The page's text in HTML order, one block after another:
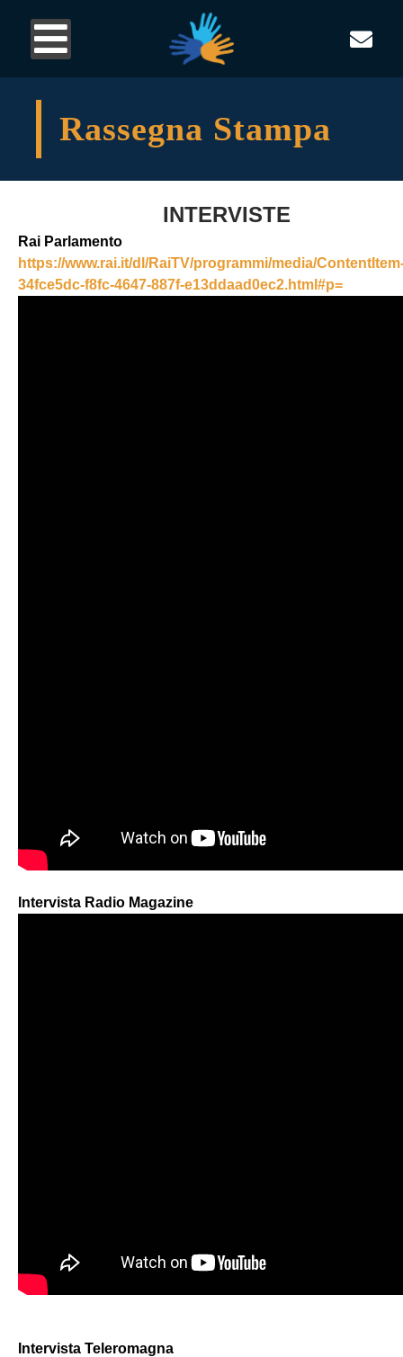
Rassegna Stampa
INTERVISTE
Rai Parlamento
https://www.rai.it/dl/RaiTV/programmi/media/
34fce5dc-f8fc-4647-887f-e13ddaad0ec2.html#p=
Intervista Radio Magazine
Intervista Teleromagna